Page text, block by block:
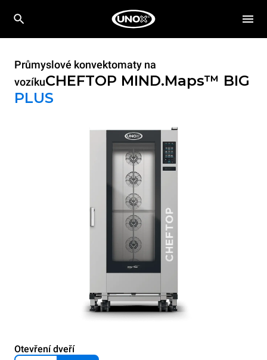
Průmyslové konvektomaty na
vozíkuCHEFTOP MIND.Maps™ BIG
PLUS
Otevření dveří